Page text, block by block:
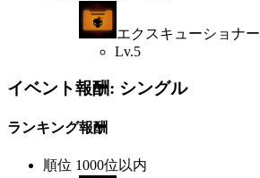
エクスキューショナー
Lv.5
イベント報酬: シングル
ランキング報酬
順位 1000位以内